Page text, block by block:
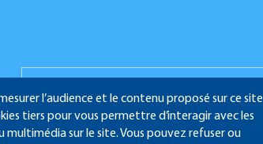
l’audience et le contenu proposé sur ce site
tiers pour vous permettre d’interagir avec les
multimédia sur le site. Vous pouvez refuser ou